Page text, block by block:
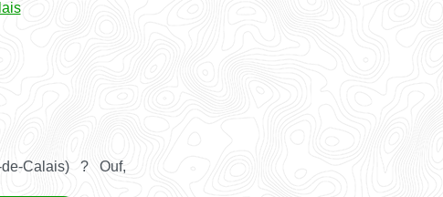
Calais) ? Ouf,